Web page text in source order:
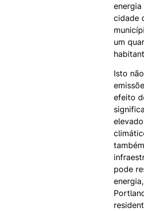
energia
cidade
um
Isto
efeito
pode